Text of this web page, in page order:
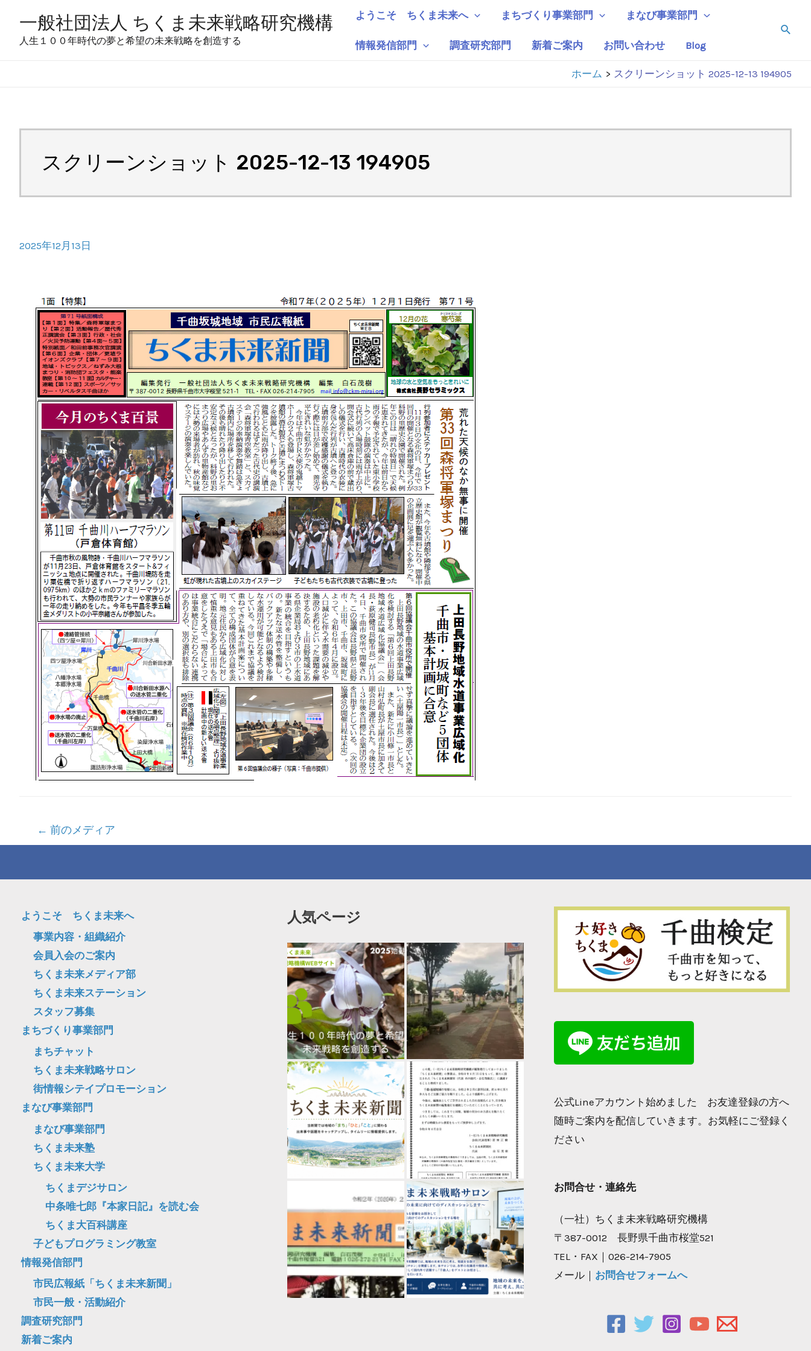
一般社団法人 ちくま未来戦略研究機構
人生１００年時代の夢と希望の未来戦略を創造する
ようこそ ちくま未来へ まちづくり事業部門 まなび事業部門
情報発信部門 調査研究部門 新着ご案内 お問い合わせ Blog
検
ホーム スクリーンショット 2025-12-13 194905
スクリーンショット 2025-12-13 194905
2025年12月13日
稿
ビ
ー
← 前のメディア
ようこそ ちくま未来へ
事業内容・組織紹介
会員入会のご案内
ちくま未来メディア部
ちくま未来ステーション
スタッフ募集
まちづくり事業部門
まちチャット
ちくま未来戦略サロン
街情報シテイプロモーション
まなび事業部門
まなび事業部門
ちくま未来塾
ちくま未来大学
ちくまデジサロン
中条唯七郎『本家日記』を読む会
ちくま大百科講座
子どもプログラミング教室
情報発信部門
市民広報紙「ちくま未来新聞」
市民一般・活動紹介
調査研究部門
新着ご案内
人気ページ
公式Lineアカウント始めました お友達登録の方へ
随時ご案内を配信していきます。お気軽にご登録く
ださい
お問合せ・連絡先
（一社）ちくま未来戦略研究機構
〒387-0012 長野県千曲市桜堂521
TEL・FAX｜026-214-7905
メール｜ お問合せフォームへ